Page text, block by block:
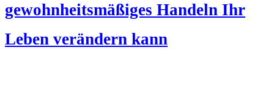
gewohnheitsmäßiges Handeln Ihr
Leben verändern kann